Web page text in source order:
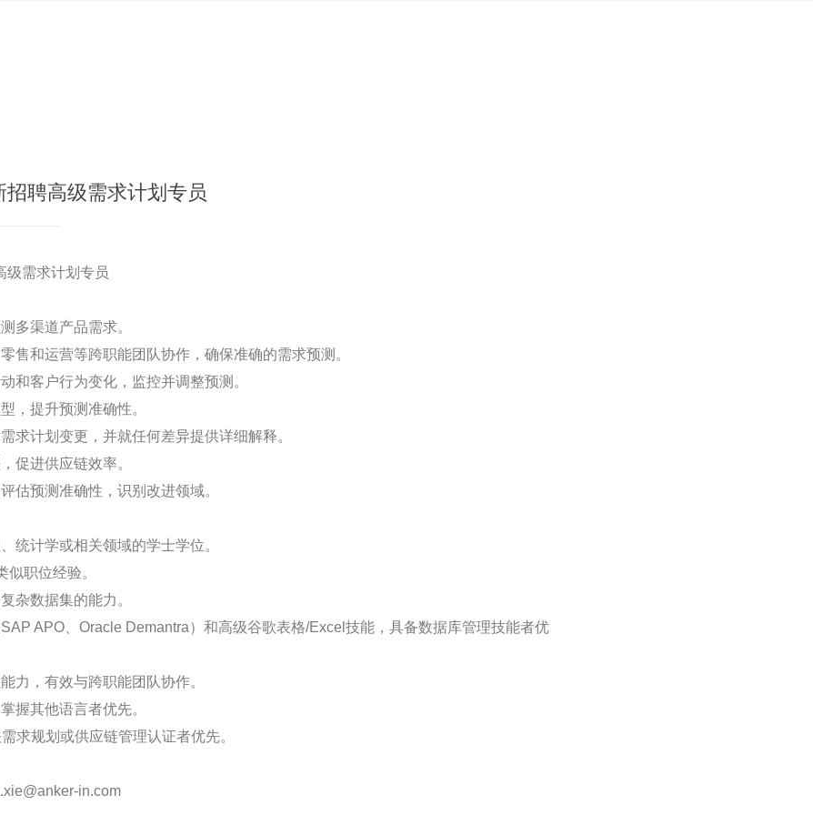
招聘高级需求计划专员
级需求计划专员
多渠道产品需求。
售和运营等跨职能团队协作，确保准确的需求预测。
和客户行为变化，监控并调整预测。
，提升预测准确性。
求计划变更，并就任何差异提供详细解释。
促进供应链效率。
估预测准确性，识别改进领域。
统计学或相关领域的学士学位。
职位经验。
杂数据集的能力。
APO、Oracle Demantra）和高级谷歌表格/Excel技能，具备数据库管理技能者优
力，有效与跨职能团队协作。
握其他语言者优先。
求规划或供应链管理认证者优先。
in.com